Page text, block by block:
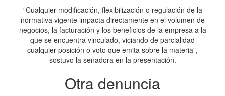
“Cualquier modificación, flexibilización o regulación de la
normativa vigente impacta directamente en el volumen de
negocios, la facturación y los beneficios de la empresa a la
que se encuentra vinculado, viciando de parcialidad
cualquier posición o voto que emita sobre la materia”,
sostuvo la senadora en la presentación.
Otra denuncia